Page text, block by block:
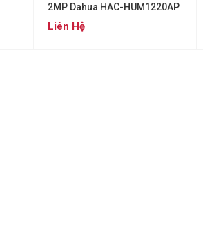
2MP Dahua HAC-HUM1220AP
Liên Hệ